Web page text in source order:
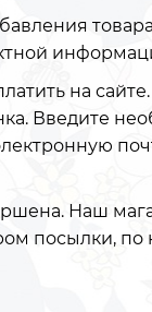
на
Введите
Наш
посылки,